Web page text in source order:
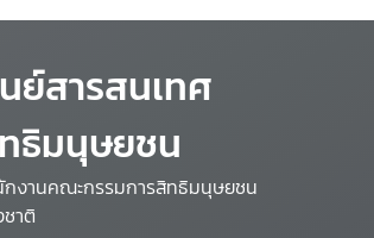
ย์สารสนเทศ
ธิมนุษยชน
กงานคณะกรรมการสิทธิมนุษยชน
าติ